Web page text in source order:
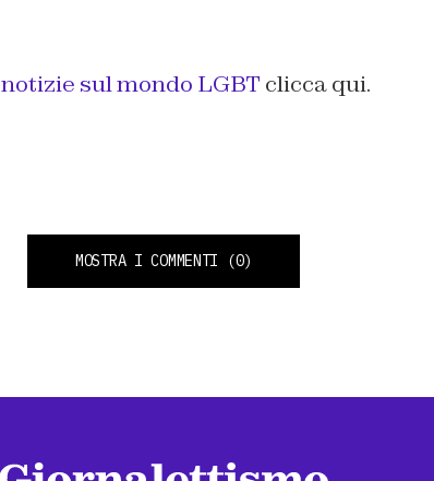
notizie sul mondo LGBT clicca qui.
MOSTRA I COMMENTI (0)